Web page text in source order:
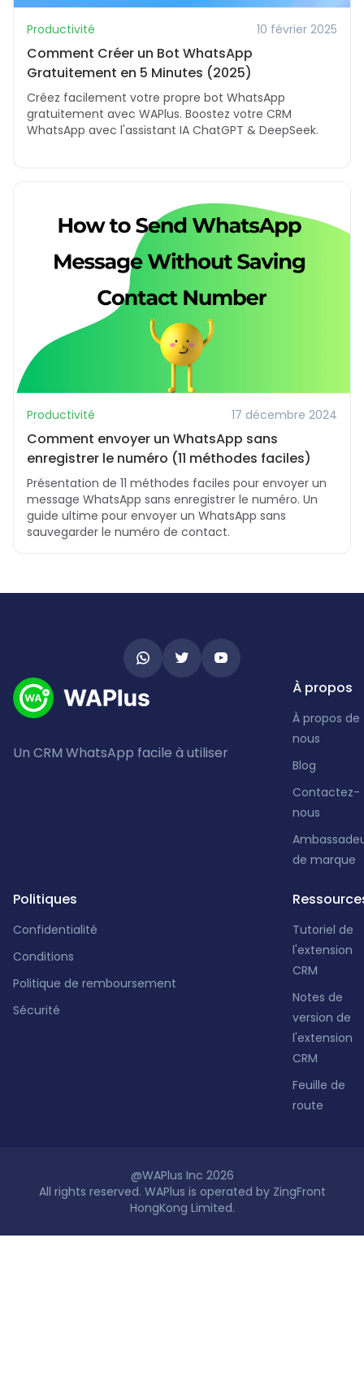
Productivité 10 février 2025
Comment Créer un Bot WhatsApp
Gratuitement en 5 Minutes (2025)
Créez facilement votre propre bot WhatsApp
gratuitement avec WAPlus. Boostez votre CRM
WhatsApp avec l'assistant IA ChatGPT & DeepSeek.
Productivité 17 décembre 2024
Comment envoyer un WhatsApp sans
enregistrer le numéro (11 méthodes faciles)
Présentation de 11 méthodes faciles pour envoyer un
message WhatsApp sans enregistrer le numéro. Un
guide ultime pour envoyer un WhatsApp sans
sauvegarder le numéro de contact.
Un CRM WhatsApp facile à utiliser
À propos
À propos de
nous
Blog
Contactez-
nous
de marque
Politiques
Confidentialité
Conditions
Politique de remboursement
Sécurité
Tutoriel de
l'extension
CRM
Notes de
version de
l'extension
CRM
Feuille de
route
@WAPlus Inc 2026
All rights reserved. WAPlus is operated by ZingFront
HongKong Limited.